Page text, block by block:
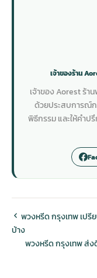
เจ้าของร้าน
เจ้าของ Aorest ร้
ด้วยประสบการณ์ก
พิธีกรรม และให้คำป
พวงหรีด กรุงเทพ เปรี
บ้าง
พวงหรีด กรุงเทพ ส่ง